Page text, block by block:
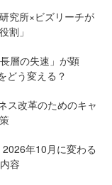
究所×ビズリーチが
割」
層の失速」が顕
どう変える？
改革のためのキャ
年10月に変わる
容